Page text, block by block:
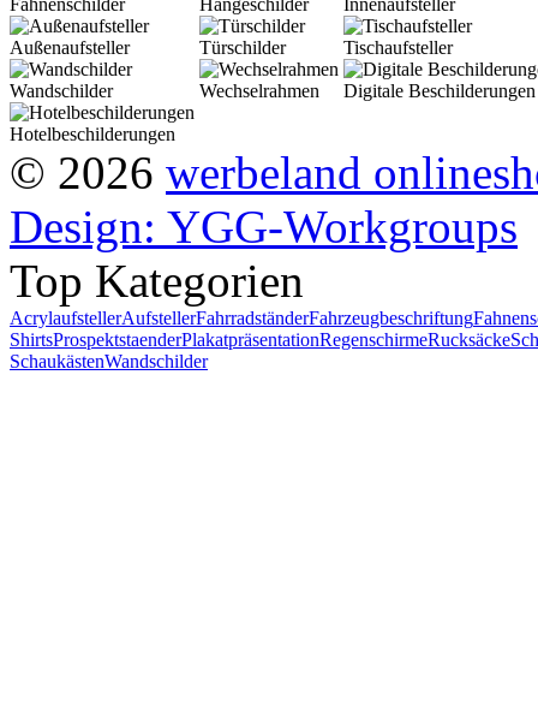
Fahnenschilder Hängeschilder Innenaufsteller
Außenaufsteller Türschilder Tischaufsteller
Wandschilder Wechselrahmen Digitale Beschilderungen
Hotelbeschilderungen
© 2026 werbeland
Design: YGG-Workgroups
Top Kategorien
AcrylaufstellerAufstellerFahrradständerFahrzeugbeschriftung
ShirtsProspektstaenderPlakatpräsentationRegenschirmeRucksäcke
SchaukästenWandschilder